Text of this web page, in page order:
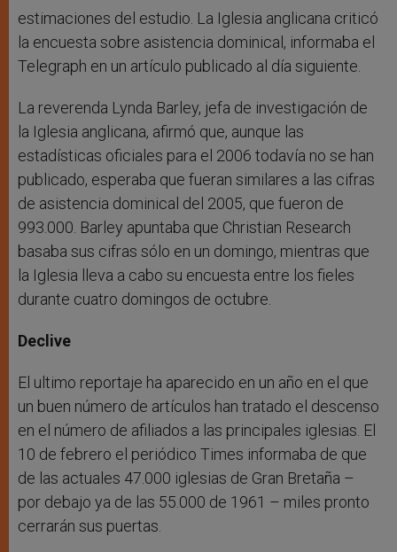
estimaciones del estudio. La Iglesia anglicana criticó
la encuesta sobre asistencia dominical, informaba el
Telegraph en un artículo publicado al día siguiente.
La reverenda Lynda Barley, jefa de investigación de
la Iglesia anglicana, afirmó que, aunque las
estadísticas oficiales para el 2006 todavía no se han
publicado, esperaba que fueran similares a las cifras
de asistencia dominical del 2005, que fueron de
993.000. Barley apuntaba que Christian Research
basaba sus cifras sólo en un domingo, mientras que
la Iglesia lleva a cabo su encuesta entre los fieles
durante cuatro domingos de octubre.
Declive
El ultimo reportaje ha aparecido en un año en el que
un buen número de artículos han tratado el descenso
en el número de afiliados a las principales iglesias. El
10 de febrero el periódico Times informaba de que
de las actuales 47.000 iglesias de Gran Bretaña –
por debajo ya de las 55.000 de 1961 – miles pronto
cerrarán sus puertas.